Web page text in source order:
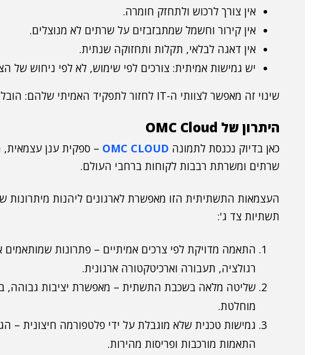
אין צורך לרכוש ולתחזק חומרה.
אין קירור וחשמל שמתבזבזים על שרתים לא מנוצלים.
אין דאגה לבלאי, תקלות ותחזוקה שנתית.
יש גמישות אמיתית: צורכים לפי שימוש, לא לפי ניחוש של
שינוי זה מאפשר לצוותי ה-IT לחזור לתפקיד האמיתי שלהם: הובלת חדשנות במקום רדיפה אחרי תקלות.
היתרון של OMC Cloud
כאן בדיוק נכנסת לתמונה OMC CLOUD
שרתים ומשרתת רבבות לקוחות ברחבי העולם.
העצמאות התשתיתית הזו מאפשרת לארגונים ליהנות
תשתיות צד ג':
התאמה מדויקת לפי צרכים אמיתיים – פתרונות שמותאמים
רגולציה, תעבורה וארכיטקטורה ארגונית.
שליטה מלאה בשכבת התשתית – מאפשרת יציבות גבוהה,
מוחלטת.
גמישות טכנית שלא מוגבלת על ידי פלטפורמה חיצונית
התאמות מורכבות ופריסות מהירות.